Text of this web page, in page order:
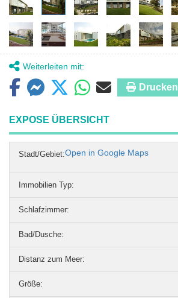
Weiterleiten mit:
Drucken
EXPOSE ÜBERSICHT
Stadt/Gebiet:Open in Google Maps
Immobilien Typ:
Schlafzimmer:
Bad/Dusche:
Distanz zum Meer:
Grö­ße: